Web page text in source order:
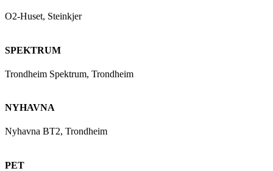
O2-Huset, Steinkjer
SPEKTRUM
Trondheim Spektrum, Trondheim
NYHAVNA
Nyhavna BT2, Trondheim
PET